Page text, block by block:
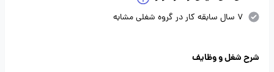
7 سال سابقه کار در گروه شغلی مشابه
شرح شغل و وظایف